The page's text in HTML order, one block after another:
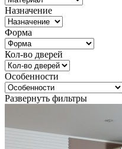
Назначение
Форма
Кол-во дверей
Особенности
Развернуть фильтры